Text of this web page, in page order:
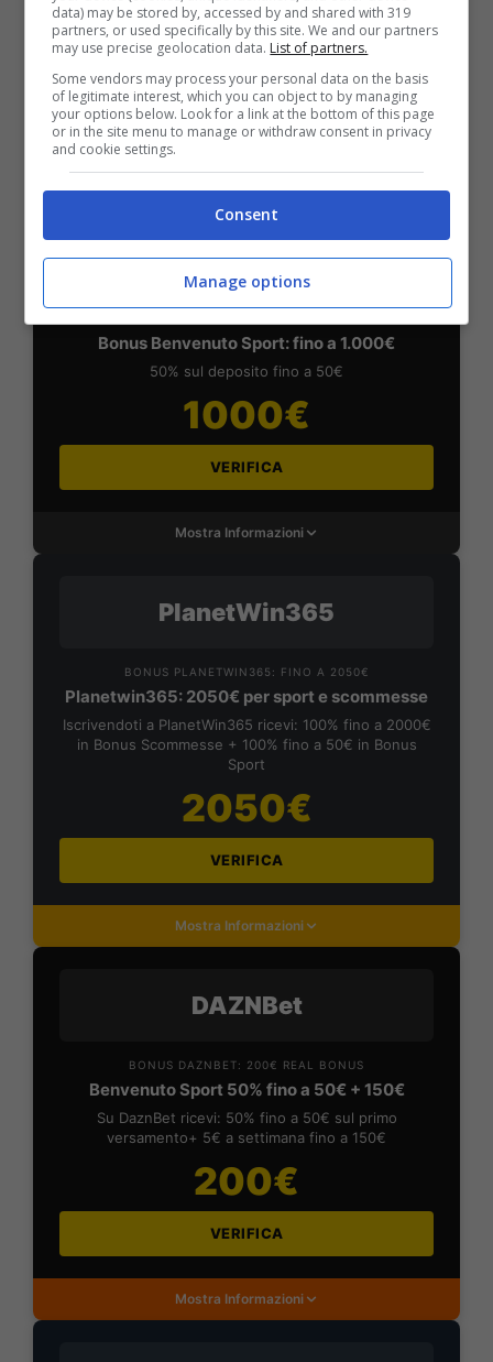
Bonus Scommesse + 100% fino a 2000€ in Bonus
Sport
2050€
VERIFICA
Mostra Informazioni
SNAI
Bonus Benvenuto Sport: fino a 1.000€
50% sul deposito fino a 50€
1000€
VERIFICA
Mostra Informazioni
PlanetWin365
BONUS PLANETWIN365: FINO A 2050€
Planetwin365: 2050€ per sport e scommesse
Iscrivendoti a PlanetWin365 ricevi: 100% fino a 2000€
in Bonus Scommesse + 100% fino a 50€ in Bonus
Sport
2050€
VERIFICA
Mostra Informazioni
DAZNBet
BONUS DAZNBET: 200€ REAL BONUS
Benvenuto Sport 50% fino a 50€ + 150€
Su DaznBet ricevi: 50% fino a 50€ sul primo
versamento+ 5€ a settimana fino a 150€
200€
VERIFICA
Mostra Informazioni
data) may be stored by, accessed by and shared with 319
partners, or used specifically by this site. We and our partners
may use precise geolocation data. List of partners.
Some vendors may process your personal data on the basis
of legitimate interest, which you can object to by managing
your options below. Look for a link at the bottom of this page
or in the site menu to manage or withdraw consent in privacy
and cookie settings.
Consent
Manage options